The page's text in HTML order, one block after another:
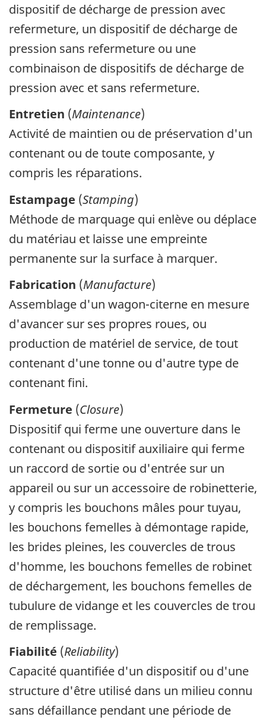
dispositif de décharge de pression avec
refermeture, un dispositif de décharge de
pression sans refermeture ou une
combinaison de dispositifs de décharge de
pression avec et sans refermeture.
Entretien (Maintenance)
Activité de maintien ou de préservation d'un
contenant ou de toute composante, y
compris les réparations.
Estampage (Stamping)
Méthode de marquage qui enlève ou déplace
du matériau et laisse une empreinte
permanente sur la surface à marquer.
Fabrication (Manufacture)
Assemblage d'un wagon-citerne en mesure
d'avancer sur ses propres roues, ou
production de matériel de service, de tout
contenant d'une tonne ou d'autre type de
contenant fini.
Fermeture (Closure)
Dispositif qui ferme une ouverture dans le
contenant ou dispositif auxiliaire qui ferme
un raccord de sortie ou d'entrée sur un
appareil ou sur un accessoire de robinetterie,
y compris les bouchons mâles pour tuyau,
les bouchons femelles à démontage rapide,
les brides pleines, les couvercles de trous
d'homme, les bouchons femelles de robinet
de déchargement, les bouchons femelles de
tubulure de vidange et les couvercles de trou
de remplissage.
Fiabilité (Reliability)
Capacité quantifiée d'un dispositif ou d'une
structure d'être utilisé dans un milieu connu
sans défaillance pendant une période de